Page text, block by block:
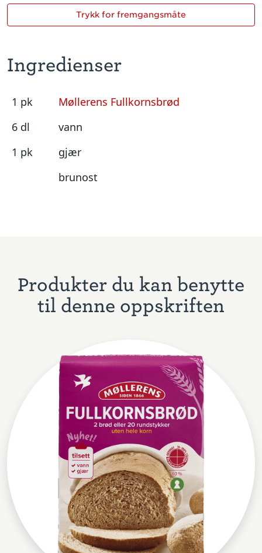
Ingredienser
1 pk
Møllerens Fullkornsbrød
6 dl
vann
1 pk
gjær
brunost
Trykk for fremgangsmåte
Produkter du kan benytte
til denne oppskriften